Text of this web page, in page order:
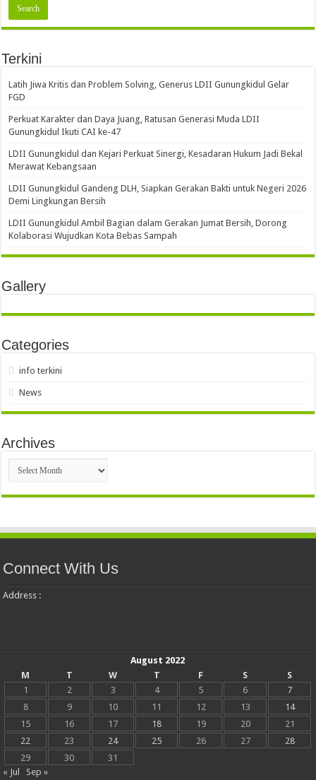
Terkini
Latih Jiwa Kritis dan Problem Solving, Generus LDII Gunungkidul Gelar
FGD
Perkuat Karakter dan Daya Juang, Ratusan Generasi Muda LDII
Gunungkidul Ikuti CAI ke-47
LDII Gunungkidul dan Kejari Perkuat Sinergi, Kesadaran Hukum Jadi Bekal
Merawat Kebangsaan
LDII Gunungkidul Gandeng DLH, Siapkan Gerakan Bakti untuk Negeri 2026
Demi Lingkungan Bersih
LDII Gunungkidul Ambil Bagian dalam Gerakan Jumat Bersih, Dorong
Kolaborasi Wujudkan Kota Bebas Sampah
Gallery
Categories
info terkini
News
Archives
Archives
Connect With Us
Address :
August 2022
M
T W T F S
S
1
2 3 4 5 6
7
8
9 10 11 12 13
14
15
16 17 18 19 20
21
22
23 24 25 26 27
28
29
30
31
« Jul
Sep »